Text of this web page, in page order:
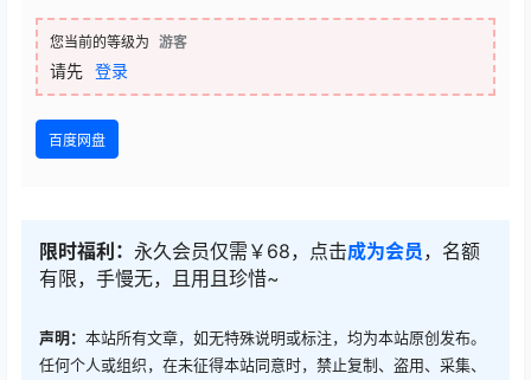
您当前的等级为 游客
请先 登录
百度网盘
限时福利： 永久会员仅需￥68，点击成为会员 ，名额
有限，手慢无，且用且珍惜~
声明： 本站所有文章，如无特殊说明或标注，均为本站原创发布。
任何个人或组织，在未征得本站同意时，禁止复制、盗用、采集、